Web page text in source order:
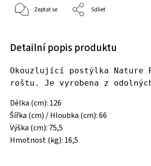
Zeptat se Sdílet
Detailní popis produktu
Okouzlující postýlka Nature
roštu. Je vyrobena z
Délka (cm): 126
Šířka (cm) / Hloubka (cm): 66
Výška (cm): 75,5
Hmotnost (kg): 16,5